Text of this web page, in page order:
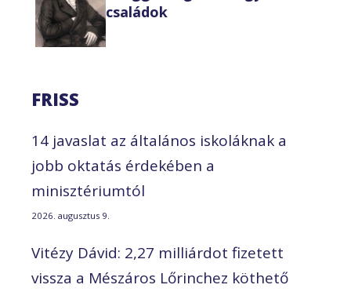
családok
FRISS
14 javaslat az általános iskoláknak a
jobb oktatás érdekében a
minisztériumtól
2026. augusztus 9.
Vitézy Dávid: 2,27 milliárdot fizetett
vissza a Mészáros Lőrinchez köthető